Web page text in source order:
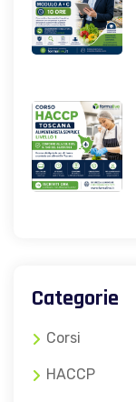
Categorie
Corsi
HACCP